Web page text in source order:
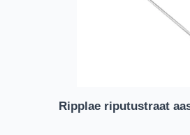
Ripplae riputustraat